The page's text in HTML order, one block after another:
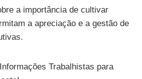
a importância de cultivar
a apreciação e a gestão de
Trabalhistas para